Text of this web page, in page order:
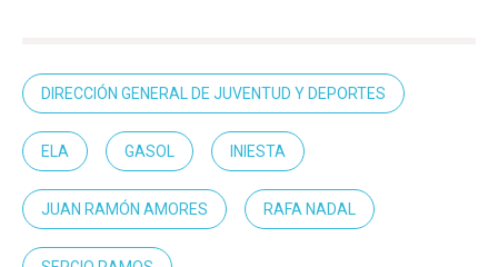
DIRECCIÓN GENERAL DE JUVENTUD Y DEPORTES
ELA GASOL INIESTA
JUAN RAMÓN AMORES RAFA NADAL